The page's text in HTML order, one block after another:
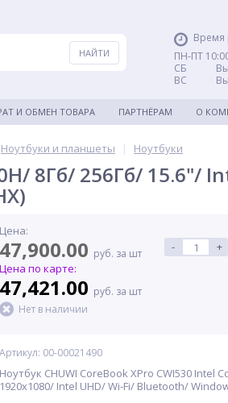
Время
ПН-ПТ
СБ
ВС
И ОБМЕН ТОВАРА ПАРТНЁРАМ О
Ноутбуки и планшеты | Ноутбуки
8Гб/ 256Гб/ 15.6"/
Цена:
47,900.00 руб. за шт
Цена по карте:
47,421.00 руб. за шт
Нет в наличии
- +
Артикул: 00-00021490
Ноутбук CHUWI CoreBook XPro CWI530 Intel
1920x1080/ Intel UHD/ Wi-Fi/ Bluetooth/